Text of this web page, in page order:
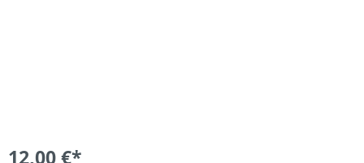
12,00 €*